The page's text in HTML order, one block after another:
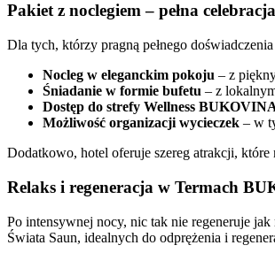
Pakiet z noclegiem – pełna
Dla tych, którzy pragną pełnego
Nocleg w eleganckim pokoju – z
Śniadanie w formie bufetu – z
Dostęp do strefy Wellness
Możliwość organizacji wycieczek – w
Dodatkowo, hotel oferuje szereg atrakcji,
Relaks i regeneracja w Termach
Po intensywnej nocy, nic tak nie regeneruje
Świata Saun, idealnych do odprężenia i